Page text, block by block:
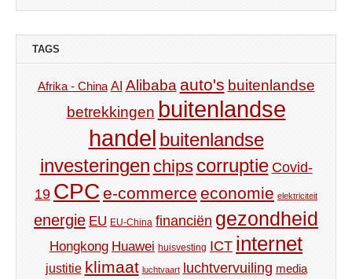
TAGS
Afrika - China AI Alibaba auto's buitenlandse
betrekkingen buitenlandse
handel buitenlandse
investeringen chips corruptie Covid-
19 CPC e-commerce economie elektriciteit
energie EU EU-China financiën gezondheid
Hongkong Huawei huisvesting ICT internet
justitie klimaat luchtvaart luchtvervuiling media